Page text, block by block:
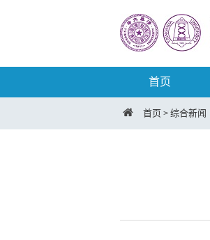
首页
首页 > 综合新闻